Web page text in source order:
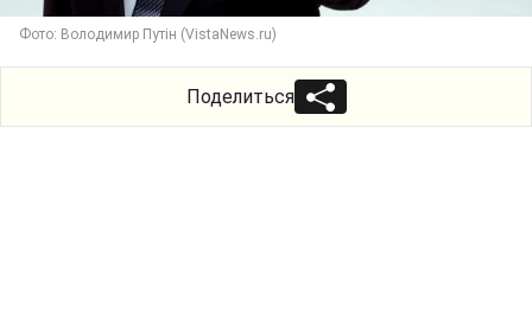
Фото: Володимир Путін (VistaNews.ru)
Поделиться